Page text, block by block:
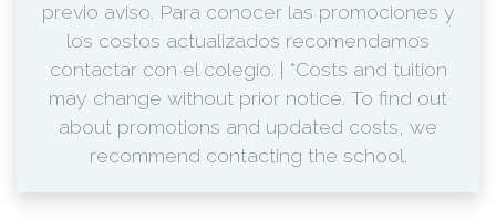
previo aviso. Para conocer las promociones y
los costos actualizados recomendamos
contactar con el colegio. | *Costs and tuition
may change without prior notice. To find out
about promotions and updated costs, we
recommend contacting the school.